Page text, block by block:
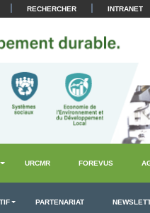
| RECHERCHER | INTRANET
URCMR FOREVUS
PARTENARIAT